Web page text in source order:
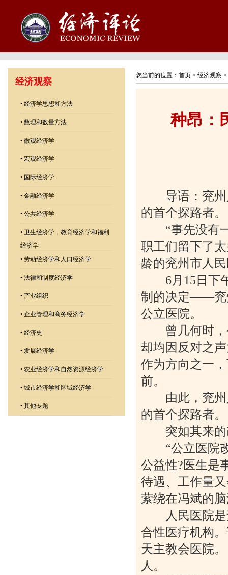
经济观察
• 经济学思想和方法
• 数理和数量方法
• 微观经济学
• 宏观经济学
• 国际经济学
• 金融经济学
• 公共经济学
• 卫生经济学，教育经济学和福利
经济学
• 劳动经济学和人口经济学
• 法律和制度经济学
• 产业组织
• 企业管理和商务经济学
• 经济史
• 发展经济学
• 农业经济学和自然资源经济学
• 城市经济学和区域经济学
• 其他专题
您当前的位置： 首页 > 经济观察 >
种昂：
导语：兖州
的首个探路者。
“事先没有一
职工们留下了
龄的兖州市人
6月15日下午
制的决定——兖
公立医院。
曾几何时，
却均因反对之
作为方向之一
前。
由此，兖州
的首个探路者。
突如其来的
“公立医院改
公益性?医生是
待遇、工作量
萦绕在冯斌的
人民医院是
合性医疗机构
天主教会医院
人。